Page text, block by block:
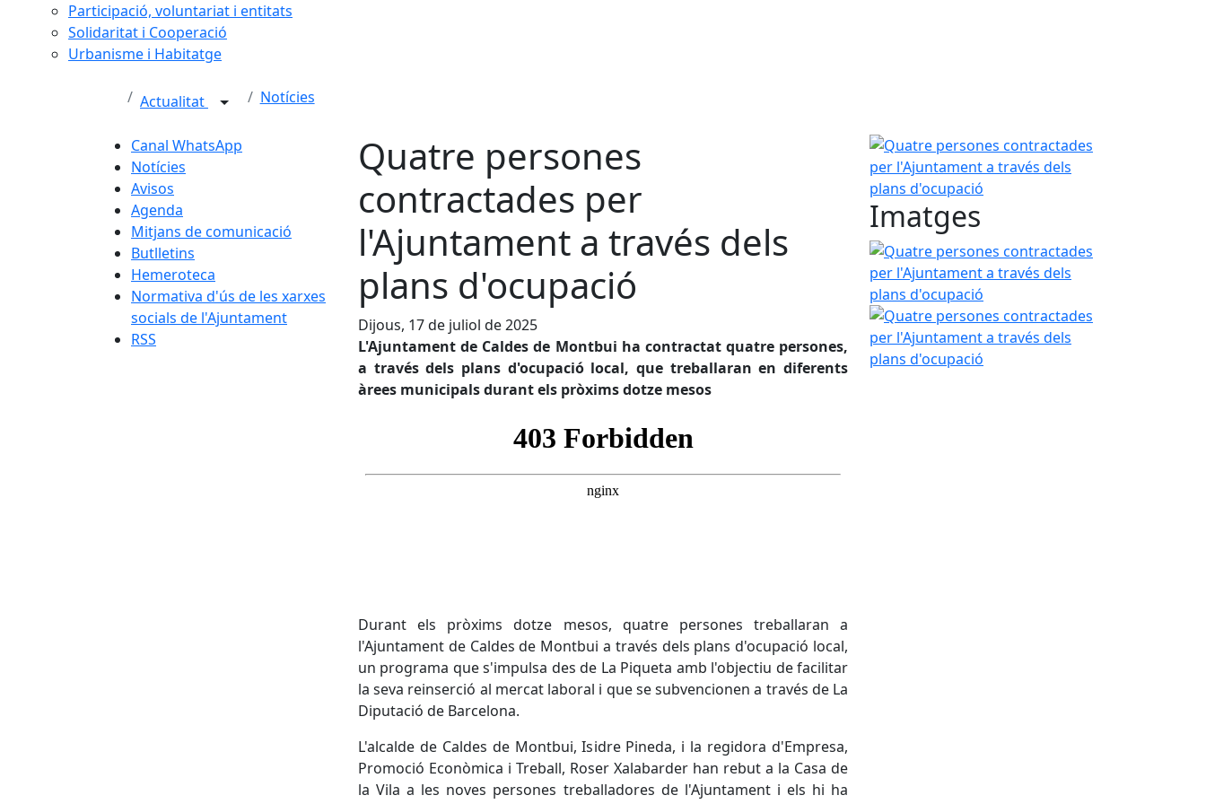
Participació, voluntariat i entitats
Solidaritat i Cooperació
Urbanisme i Habitatge
Actualitat Notícies
Canal WhatsApp
Notícies
Avisos
Agenda
Mitjans de comunicació
Butlletins
Hemeroteca
Normativa d'ús de les xarxes
socials de l'Ajuntament
RSS
Quatre persones
contractades per
l'Ajuntament a través dels
plans d'ocupació
Dijous, 17 de juliol de 2025
L'Ajuntament de Caldes de Montbui ha contractat quatre persones,
a través dels plans d'ocupació local, que treballaran en diferents
àrees municipals durant els pròxims dotze mesos
Durant els pròxims dotze mesos, quatre persones treballaran a
l'Ajuntament de Caldes de Montbui a través dels plans d'ocupació local,
un programa que s'impulsa des de La Piqueta amb l'objectiu de facilitar
la seva reinserció al mercat laboral i que se subvencionen a través de La
Diputació de Barcelona.
L'alcalde de Caldes de Montbui, Isidre Pineda, i la regidora d'Empresa,
Promoció Econòmica i Treball, Roser Xalabarder han rebut a la Casa de
la Vila a les noves persones treballadores de l'Ajuntament i els hi ha
Quatre persones contractades per l'Ajuntament
Imatges
Quatre persones contractades per l'Ajuntament
Quatre persones contractades per l'Ajuntament